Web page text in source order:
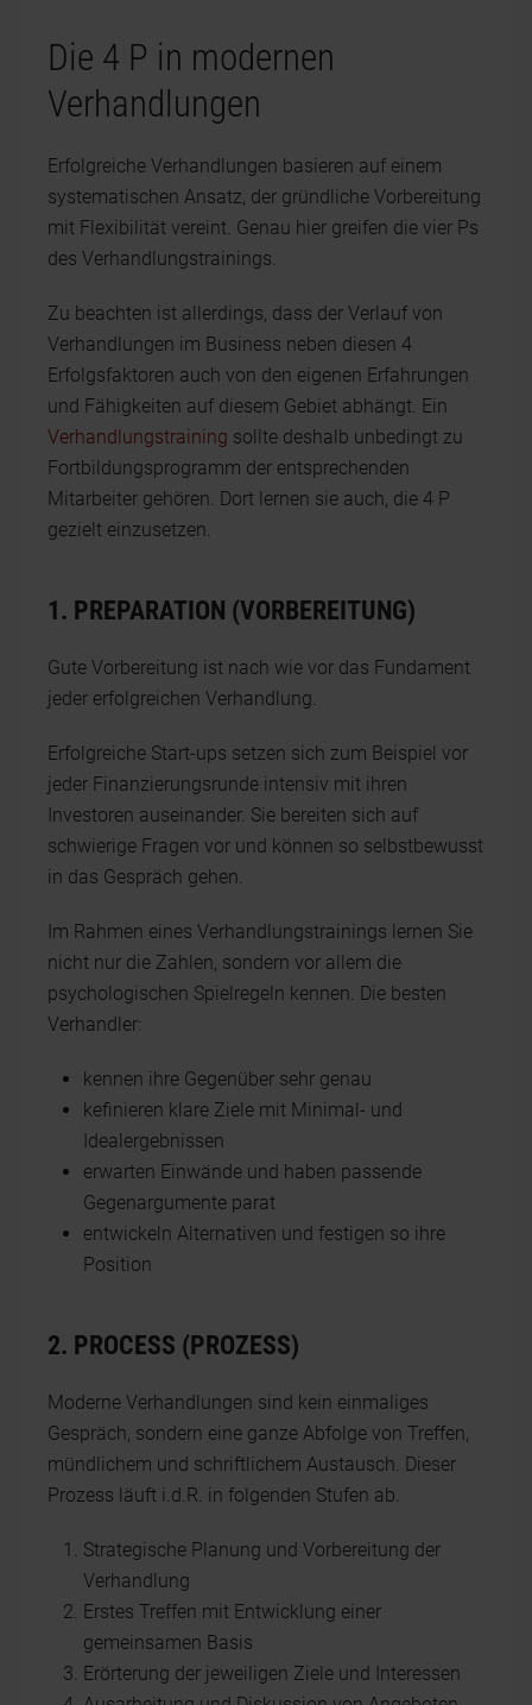
Die 4 P in modernen
Verhandlungen
Erfolgreiche Verhandlungen basieren auf einem
systematischen Ansatz, der gründliche Vorbereitung
mit Flexibilität vereint. Genau hier greifen die vier Ps
des Verhandlungstrainings.
Zu beachten ist allerdings, dass der Verlauf von
Verhandlungen im Business neben diesen 4
Erfolgsfaktoren auch von den eigenen Erfahrungen
und Fähigkeiten auf diesem Gebiet abhängt. Ein
Verhandlungstraining sollte deshalb unbedingt zu
Fortbildungsprogramm der entsprechenden
Mitarbeiter gehören. Dort lernen sie auch, die 4 P
gezielt einzusetzen.
1. PREPARATION (VORBEREITUNG)
Gute Vorbereitung ist nach wie vor das Fundament
jeder erfolgreichen Verhandlung.
Erfolgreiche Start-ups setzen sich zum Beispiel vor
jeder Finanzierungsrunde intensiv mit ihren
Investoren auseinander. Sie bereiten sich auf
schwierige Fragen vor und können so selbstbewusst
in das Gespräch gehen.
Im Rahmen eines Verhandlungstrainings lernen Sie
nicht nur die Zahlen, sondern vor allem die
psychologischen Spielregeln kennen. Die besten
Verhandler:
kennen ihre Gegenüber sehr genau
kefinieren klare Ziele mit Minimal- und
Idealergebnissen
erwarten Einwände und haben passende
Gegenargumente parat
entwickeln Alternativen und festigen so ihre
Position
2. PROCESS (PROZESS)
Moderne Verhandlungen sind kein einmaliges
Gespräch, sondern eine ganze Abfolge von Treffen,
mündlichem und schriftlichem Austausch. Dieser
Prozess läuft i.d.R. in folgenden Stufen ab.
Strategische Planung und Vorbereitung der
Verhandlung
Erstes Treffen mit Entwicklung einer
gemeinsamen Basis
Erörterung der jeweiligen Ziele und Interessen